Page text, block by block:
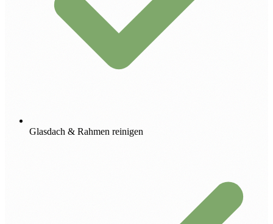
Glasdach & Rahmen reinigen